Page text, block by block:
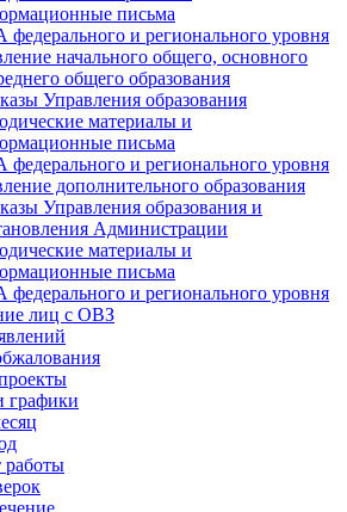
письма
и регионального уровня
начального общего, основного
общего образования
Управления образования
материалы и
письма
и регионального уровня
дополнительного образования
Управления образования и
Администрации
материалы и
письма
и регионального уровня
лиц с ОВЗ
графики
работы